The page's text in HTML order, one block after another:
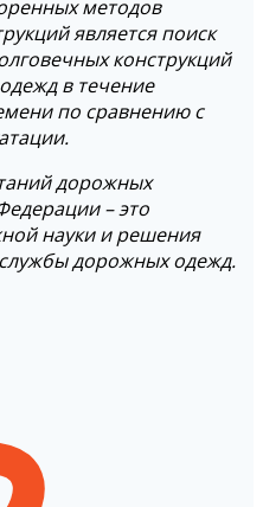
методов
является поиск
конструкций
в течение
по сравнению с
дорожных
– это
науки и решения
дорожных одежд.